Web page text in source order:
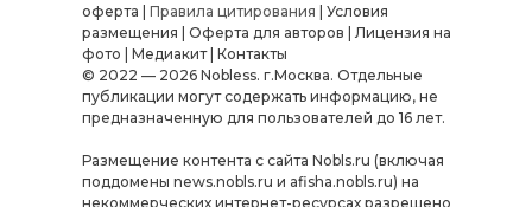
оферта | Правила цитирования | Условия
размещения | Оферта для авторов | Лицензия на
фото | Медиакит| Контакты
© 2022 — 2026 Nobless. г.Москва. Отдельные
публикации могут содержать информацию, не
предназначенную для пользователей до 16 лет.
Размещение контента с сайта Nobls.ru (включая
поддомены news.nobls.ru и afisha.nobls.ru) на
некоммерческих интернет-ресурсах разрешено